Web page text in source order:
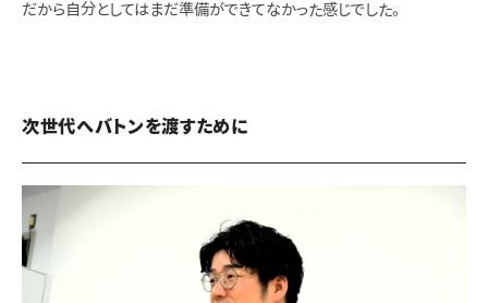
だから自分としてはまだ準備ができてなかった感じでした。
次世代へバトンを渡すために